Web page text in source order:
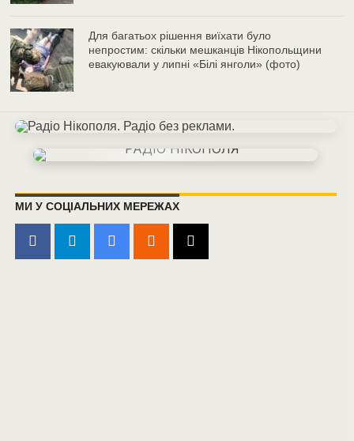
Для багатьох рішення виїхати було
непростим: скільки мешканців Нікопольщини
евакуювали у липні «Білі янголи» (фото)
МИ У СОЦІАЛЬНИХ МЕРЕЖАХ